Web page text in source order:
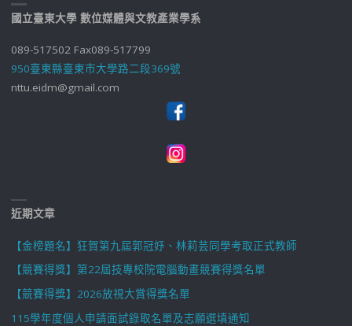
國立臺東大學 數位媒體與文教產業學系
089-517502 Fax089-517799
950臺東縣臺東市大學路二段369號
nttu.eidm@gmail.com
近期文章
【金榜題名】狂賀第九屆郭冠妤、林莉芸同學考取正式教師
【競賽得獎】第22屆技專校院電腦動畫競賽得獎名單
【競賽得獎】2026放視大賞得獎名單
115學年度個人申請面試錄取名單及志願選填通知